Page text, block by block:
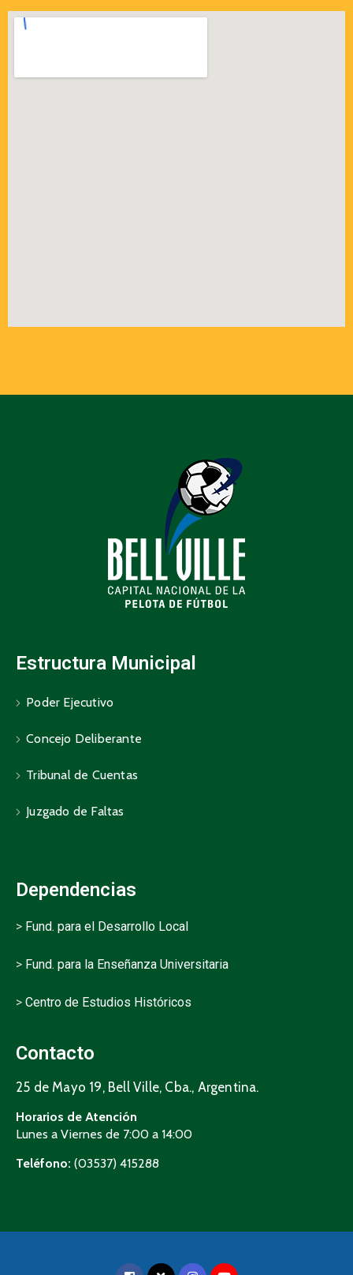
Estructura Municipal
Poder Ejecutivo
Concejo Deliberante
Tribunal de Cuentas
Juzgado de Faltas
Dependencias
> Fund. para el Desarrollo Local
> Fund. para la Enseñanza Universitaria
> Centro de Estudios Históricos
Contacto
25 de Mayo 19, Bell Ville, Cba., Argentina.
Horarios de Atención
Lunes a Viernes de 7:00 a 14:00
Teléfono: (03537) 415288